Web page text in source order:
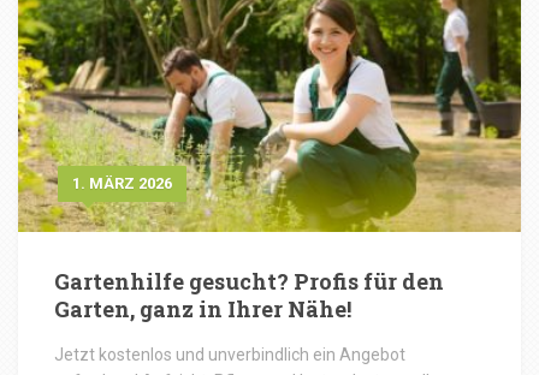
1. MÄRZ 2026
Gartenhilfe gesucht? Profis für den
Garten, ganz in Ihrer Nähe!
Jetzt kostenlos und unverbindlich ein Angebot